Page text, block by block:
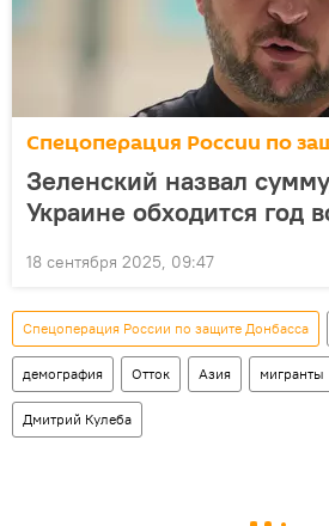
Спецоперация России по
Зеленский назвал
Украине обходится год
18 сентября 2025, 09:47
Спецоперация России по защите Донбасса
демография Отток Азия мигранты
Дмитрий Кулеба